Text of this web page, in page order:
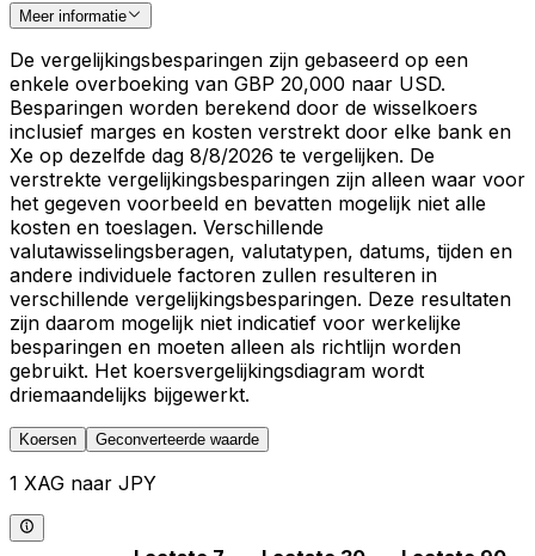
Meer informatie
De vergelijkingsbesparingen zijn gebaseerd op een
enkele overboeking van GBP 20,000 naar USD.
Besparingen worden berekend door de wisselkoers
inclusief marges en kosten verstrekt door elke bank en
Xe op dezelfde dag 8/8/2026 te vergelijken. De
verstrekte vergelijkingsbesparingen zijn alleen waar voor
het gegeven voorbeeld en bevatten mogelijk niet alle
kosten en toeslagen. Verschillende
valutawisselingsberagen, valutatypen, datums, tijden en
andere individuele factoren zullen resulteren in
verschillende vergelijkingsbesparingen. Deze resultaten
zijn daarom mogelijk niet indicatief voor werkelijke
besparingen en moeten alleen als richtlijn worden
gebruikt. Het koersvergelijkingsdiagram wordt
driemaandelijks bijgewerkt.
Koersen Geconverteerde waarde
1 XAG naar JPY